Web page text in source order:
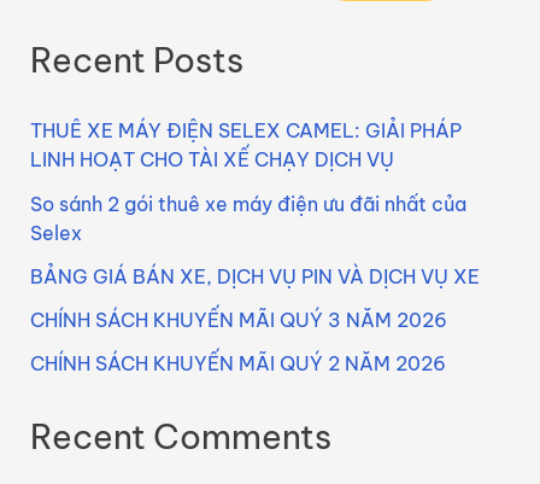
Recent Posts
THUÊ XE MÁY ĐIỆN SELEX CAMEL: GIẢI PHÁP
LINH HOẠT CHO TÀI XẾ CHẠY DỊCH VỤ
So sánh 2 gói thuê xe máy điện ưu đãi nhất của
Selex
BẢNG GIÁ BÁN XE, DỊCH VỤ PIN VÀ DỊCH VỤ XE
CHÍNH SÁCH KHUYẾN MÃI QUÝ 3 NĂM 2026
CHÍNH SÁCH KHUYẾN MÃI QUÝ 2 NĂM 2026
Recent Comments